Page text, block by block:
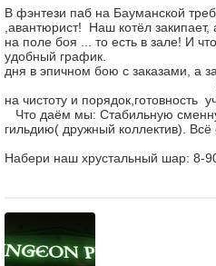
В фэнтези паб на
,авантюрист! Наш котёл
на поле боя ... то есть в зале! И
удобный график.
дня в эпичном бою с
Что ждём от тебя:
на чистоту и
Что даём мы: Стабильную
гильдию( дружный
Готов
Набери наш хрустальный шар: 8-